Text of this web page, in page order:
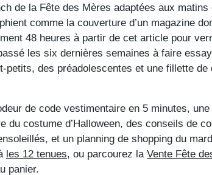
de la Fête des Mères adaptées aux
comme la couverture d’un magazine
48 heures à partir de cet article pour
les six dernières semaines à faire
des préadolescentes et une fillette
de code vestimentaire en 5 minutes,
du costume d’Halloween, des conseils de
et un planning de shopping du
les 12 tenues, ou parcourez la Vente Fête
panier.